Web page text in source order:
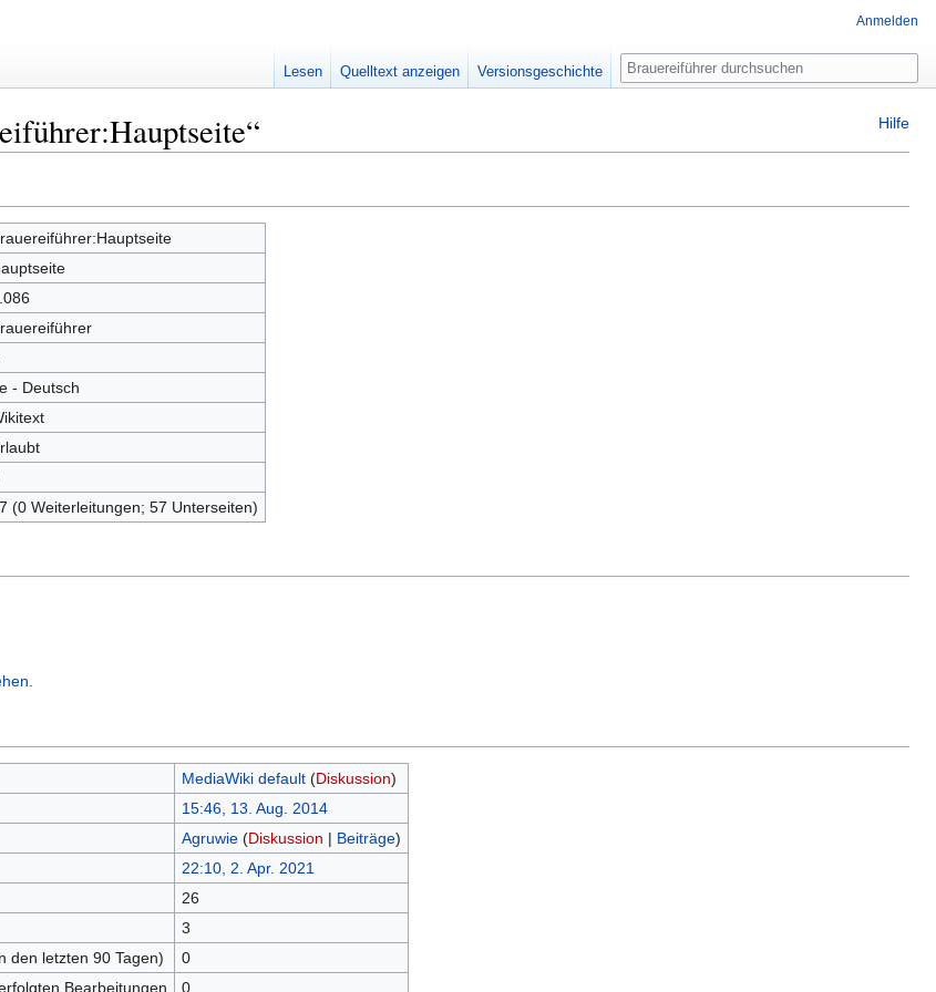
Hilfe
- Deutsch
(0 Weiterleitungen; 57 Unterseiten)
MediaWiki default (Diskussion)
15:46, 13. Aug. 2014
Agruwie (Diskussion | Beiträge)
22:10, 2. Apr. 2021
26
3
den letzten 90 Tagen)
0
Bearbeitungen
0
Anmelden
Lesen Quelltext anzeigen Versionsgeschichte
Suche